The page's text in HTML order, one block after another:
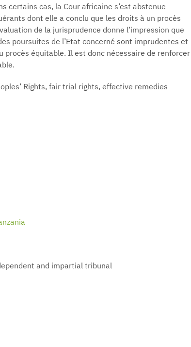
certains cas, la Cour africaine s’est abstenue
dont elle a conclu que les droits à un procès
de la jurisprudence donne l’impression que
poursuites de l’Etat concerné sont imprudentes et
procès équitable. Il est donc nécessaire de renforcer
Rights, fair trial rights, effective remedies
and impartial tribunal